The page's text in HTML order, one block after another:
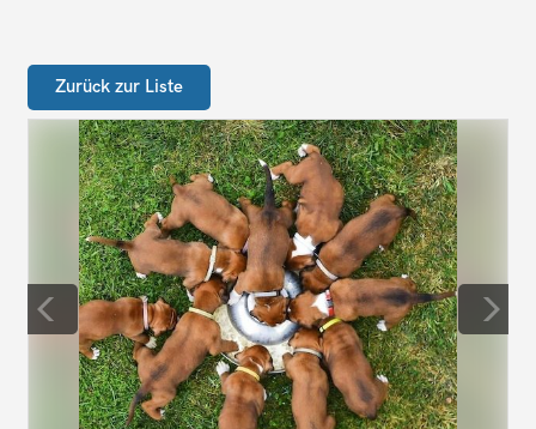
Zurück zur Liste